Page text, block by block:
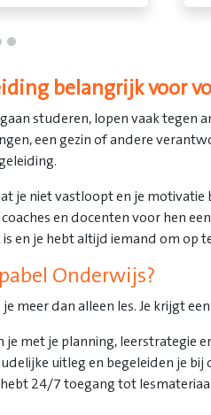
belangrijk voor
studeren, lopen vaak tegen
een gezin of andere
je niet vastloopt en je
en docenten voor hen
en je hebt altijd iemand om op
Onderwijs?
meer dan alleen les. Je krijgt
je met je planning, leerstrategie
uitleg en begeleiden je bij
24/7 toegang tot